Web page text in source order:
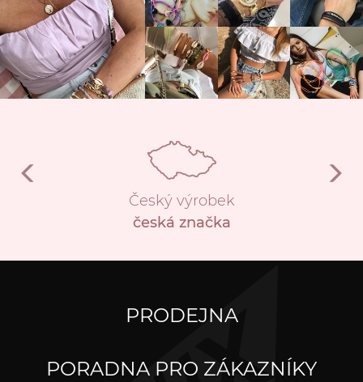
Český výrobek
česká značka
PRODEJNA
PORADNA PRO ZÁKAZNÍKY